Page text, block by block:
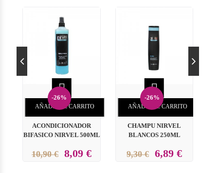
-26%

AÑADIR AL CARRITO
ACONDICIONADOR
BIFASICO NIRVEL 500ML
10,90 € 8,09 €
-26%

AÑADIR AL CARRITO
CHAMPU NIRVEL
BLANCOS 250ML
9,30 € 6,89 €